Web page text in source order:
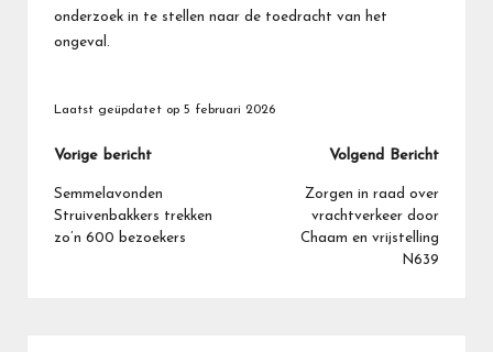
onderzoek in te stellen naar de toedracht van het
ongeval.
Laatst geüpdatet op 5 februari 2026
Bericht
navigatie
Vorige bericht
Semmelavonden
Struivenbakkers trekken
zo’n 600 bezoekers
Volgend Bericht
Zorgen in raad over
vrachtverkeer door
Chaam en vrijstelling
N639